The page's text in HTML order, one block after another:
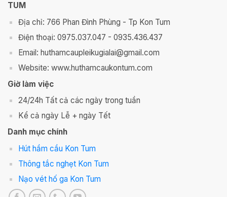
TUM
Địa chỉ: 766 Phan Đình Phùng - Tp Kon Tum
Điện thoại: 0975.037.047 - 0935.436.437
Email: huthamcaupleikugialai@gmail.com
Website: www.huthamcaukontum.com
Giờ làm việc
24/24h Tất cả các ngày trong tuần
Kể cả ngày Lễ + ngày Tết
Danh mục chính
Hút hầm cầu Kon Tum
Thông tắc nghẹt Kon Tum
Nạo vét hố ga Kon Tum